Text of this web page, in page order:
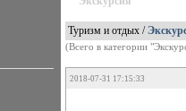
Туризм и отдых /
(Всего в категории
2018-07-31 17:15:33